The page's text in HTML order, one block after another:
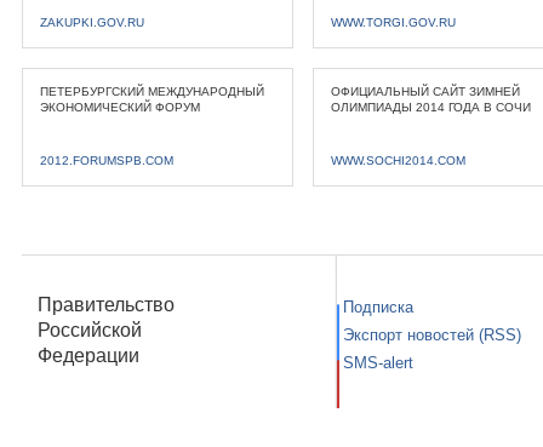
ZAKUPKI.GOV.RU WWW.TORGI.GOV.RU
ПЕТЕРБУРГСКИЙ МЕЖДУНАРОДНЫЙ
ЭКОНОМИЧЕСКИЙ ФОРУМ
2012.FORUMSPB.COM
ОФИЦИАЛЬНЫЙ САЙТ ЗИМНЕЙ
ОЛИМПИАДЫ 2014 ГОДА В СОЧИ
WWW.SOCHI2014.COM
Правительство
Российской
Федерации
Подписка
Экспорт новостей (RSS)
SMS-alert